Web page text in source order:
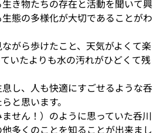
き物たちの存在と活動を聞いて興
態の多様化が大切であることがわ
がら歩けたこと、天気がよくて楽
いたよりも水の汚れがひどくて残
し、人も快適にすごせるような呑
と思います。
せん！）のように思っていた呑川
多くのことを知ることが出来まし